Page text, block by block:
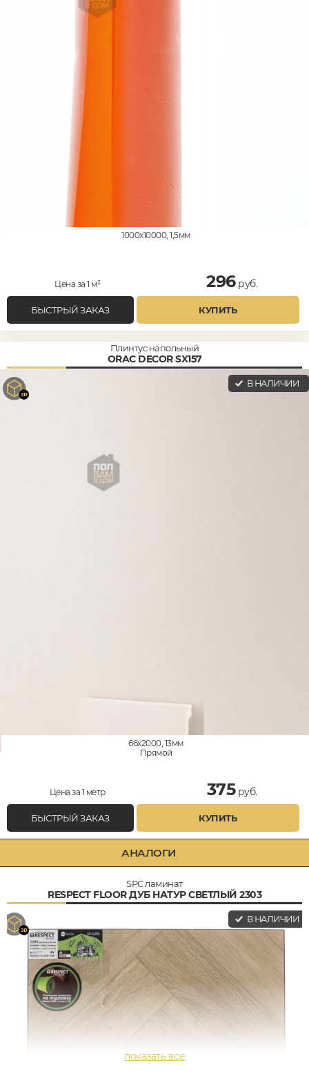
1000x10000, 1,5мм
Цена за 1 м² 296руб.
БЫСТРЫЙ ЗАКАЗ КУПИТЬ
Плинтус напольный
ORAC DECOR SX157
В НАЛИЧИИ
66x2000, 13мм
Прямой
Цена за 1 метр 375руб.
БЫСТРЫЙ ЗАКАЗ КУПИТЬ
АНАЛОГИ
SPC ламинат
RESPECT FLOOR ДУБ НАТУР СВЕТЛЫЙ 2303
В НАЛИЧИИ